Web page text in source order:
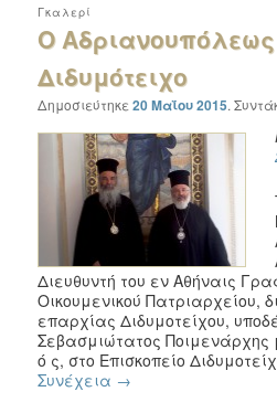
Ο
Διδυμότειχο
Γκαλερί
Δημοσιεύτηκε20 Μαΐου 2015.
Διευθυντή του εν Αθήναις
Οικουμενικού Πατριαρχείου,
επαρχίας Διδυμοτείχου,
Σεβασμιώτατος
ό ς, στο Επισκοπείο
Συνέχεια →